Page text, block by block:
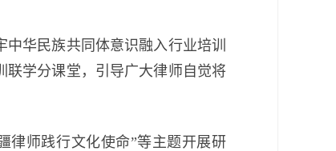
华民族共同体意识融入行业培训
学分课堂，引导广大律师自觉将
师践行文化使命”等主题开展研